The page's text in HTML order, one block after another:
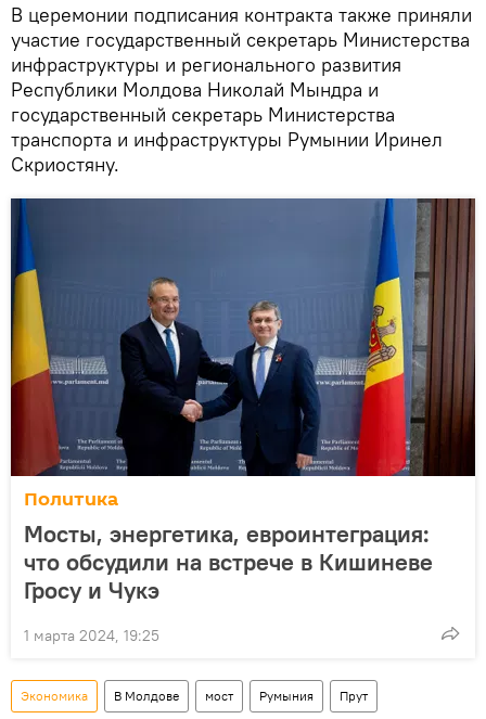
В церемонии подписания контракта также приняли
участие государственный секретарь Министерства
инфраструктуры и регионального развития
Республики Молдова Николай Мындра и
государственный секретарь Министерства
транспорта и инфраструктуры Румынии Иринел
Скриостяну.
Политика
Мосты, энергетика, евроинтеграция:
что обсудили на встрече в Кишиневе
Гросу и Чукэ
1 марта 2024, 19:25
Экономика В Молдове мост Румыния Прут